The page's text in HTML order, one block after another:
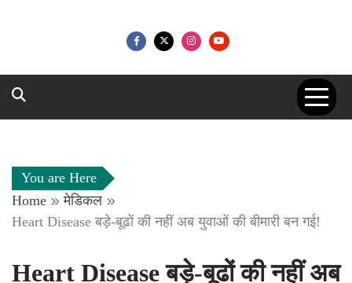
You are Here
Home
मेडिकल
Heart Disease बड़े-बूढों की नहीं अब युवाओं की बीमारी बन गई!
Heart Disease बड़े-बूढों की नहीं अब